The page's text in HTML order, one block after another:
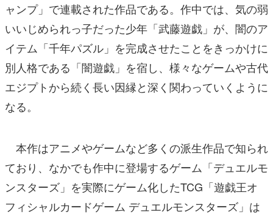
ャンプ」で連載された作品である。作中では、気の弱
いいじめられっ子だった少年「武藤遊戯」が、闇のア
イテム「千年パズル」を完成させたことをきっかけに
別人格である「闇遊戯」を宿し、様々なゲームや古代
エジプトから続く長い因縁と深く関わっていくように
なる。
本作はアニメやゲームなど多くの派生作品で知られ
ており、なかでも作中に登場するゲーム「デュエルモ
ンスターズ」を実際にゲーム化したTCG「遊戯王オ
フィシャルカードゲーム デュエルモンスターズ」は